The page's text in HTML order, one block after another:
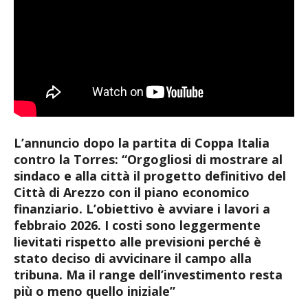
L’annuncio dopo la partita di Coppa Italia
contro la Torres: “Orgogliosi di mostrare al
sindaco e alla città il progetto definitivo del
Città di Arezzo con il piano economico
finanziario. L’obiettivo è avviare i lavori a
febbraio 2026. I costi sono leggermente
lievitati rispetto alle previsioni perché è
stato deciso di avvicinare il campo alla
tribuna. Ma il range dell’investimento resta
più o meno quello iniziale”